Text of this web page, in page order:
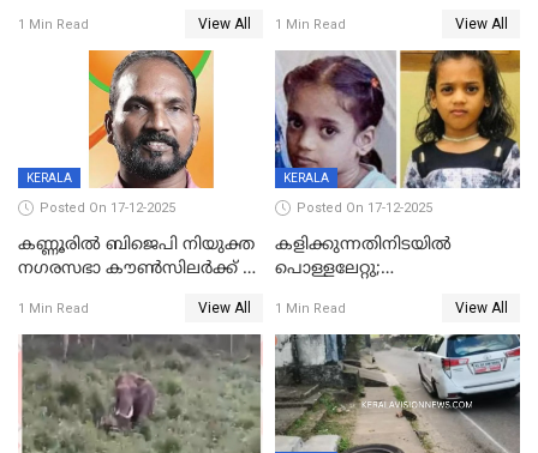
1 Min Read View All
കണ്ടോത്ത് ദേശീയ പാതയിൽ
1 Min Read View All
KERALA
Posted On 17-12-2025
കണ്ണൂരിൽ ബിജെപി നിയുക്ത
നഗരസഭാ കൗൺസിലർക്ക് 36
1 Min Read View All
KERALA
Posted On 17-12-2025
കളിക്കുന്നതിനിടയിൽ
പൊള്ളലേറ്റു;
ക്ലാസ് വിദ്യാർത്ഥിനി മരിച്ചു
1 Min Read View All